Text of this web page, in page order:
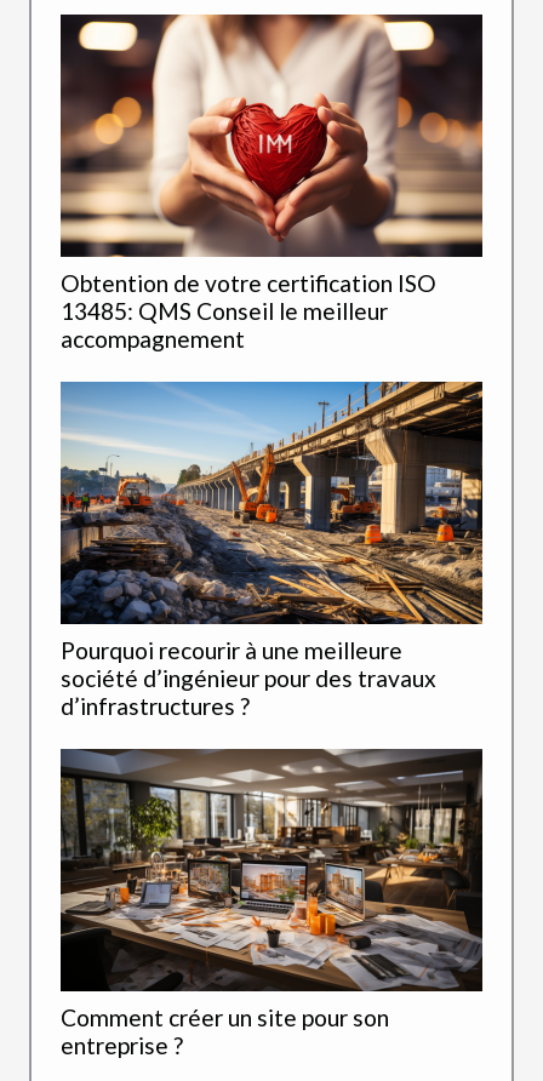
Obtention de votre certification ISO
13485: QMS Conseil le meilleur
accompagnement
Pourquoi recourir à une meilleure
société d’ingénieur pour des travaux
d’infrastructures ?
Comment créer un site pour son
entreprise ?